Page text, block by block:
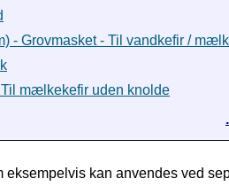
- Grovmasket - Til vandkefir /
Til mælkekefir uden knolde
eksempelvis kan anvendes ved